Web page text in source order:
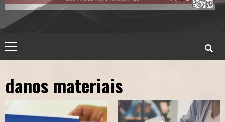
Menu
danos materiais